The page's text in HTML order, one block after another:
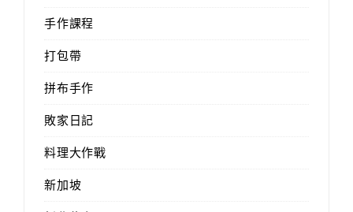
手作課程
打包帶
拼布手作
敗家日記
料理大作戰
新加坡